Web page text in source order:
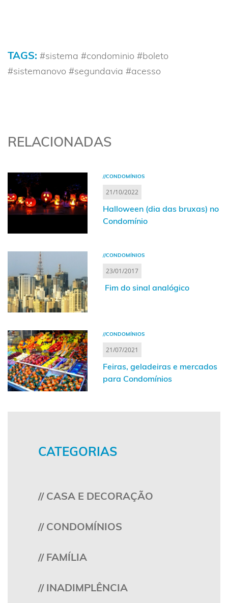
TAGS: #sistema #condominio #boleto
#sistemanovo #segundavia #acesso
RELACIONADAS
//CONDOMÍNIOS
21/10/2022
Halloween (dia das bruxas) no
Condomínio
//CONDOMÍNIOS
23/01/2017
​ Fim do sinal analógico
//CONDOMÍNIOS
21/07/2021
Feiras, geladeiras e mercados
para Condomínios
CATEGORIAS
// CASA E DECORAÇÃO
// CONDOMÍNIOS
// FAMÍLIA
// INADIMPLÊNCIA